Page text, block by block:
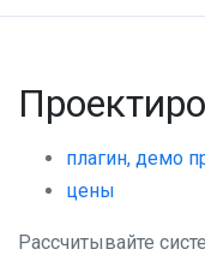
плагин, демо
цены
Рассчитывайте